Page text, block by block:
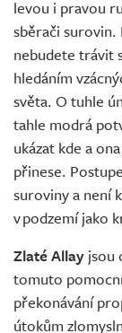
levou i pravou
sběrači
nebudete trávit
hledáním
světa. O tuhle
tahle modrá
ukázat kde a
přinese.
suroviny a není
v podzemí jako
Zlaté Allay jsou
tomuto
překonávání
útokům